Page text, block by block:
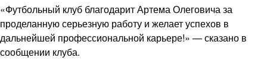
«Футбольный клуб благодарит Артема Олеговича за
проделанную серьезную работу и желает успехов в
дальнейшей профессиональной карьере!» — сказано в
сообщении клуба.